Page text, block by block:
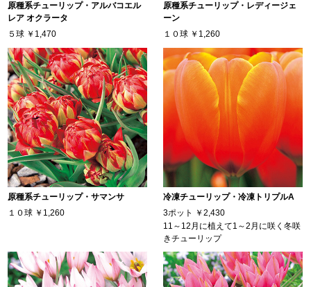
原種系チューリップ・アルバコエル
レア オクラータ
５球 ￥1,470
原種系チューリップ・レディージェ
ーン
１０球 ￥1,260
原種系チューリップ・サマンサ
１０球 ￥1,260
冷凍チューリップ・冷凍トリプルA
3ポット
￥2,430
11～12月に植えて1～2月に咲く冬咲
きチューリップ